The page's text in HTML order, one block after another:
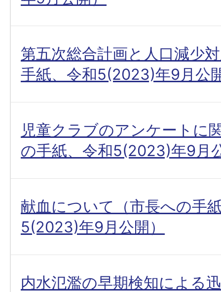
第五次総合計画と人口減少
手紙、令和5(2023)年9月公
児童クラブのアンケートに
の手紙、令和5(2023)年9月
献血について（市長への手
5(2023)年9月公開）
内水氾濫の早期検知による